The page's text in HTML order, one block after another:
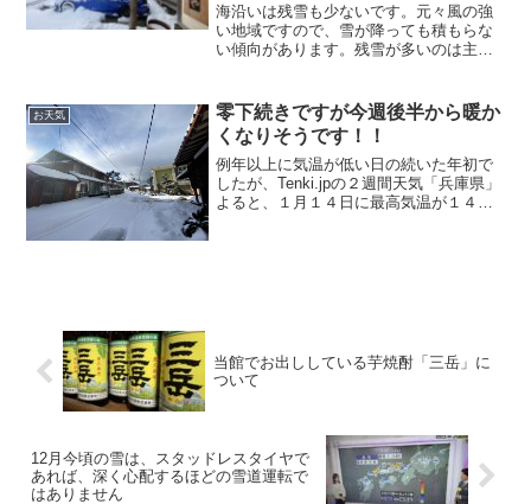
海沿いは残雪も少ないです。元々風の強
い地域ですので、雪が降っても積もらな
い傾向があります。残雪が多いのは主に
れることが。元々、毎日のように降り続
く、というよりも、シーズン中に数回、
大寒波が来た時にまとまった雪が降ると
いう感じです。
お天気
零下続きですが今週後半から暖か
くなりそうです！！
例年以上に気温が低い日の続いた年初で
したが、Tenki.jpの２週間天気「兵庫県」
よると、１月１４日に最高気温が１４度
当館でお出ししている芋焼酎「三岳」に
ついて
12月今頃の雪は、スタッドレスタイヤで
あれば、深く心配するほどの雪道運転で
はありません